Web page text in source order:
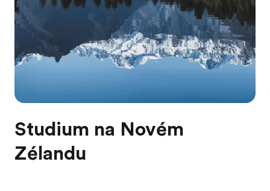
Kdo jsme
Kariéra
Přidejte se k nám do týmu
Studium na Novém
Zélandu